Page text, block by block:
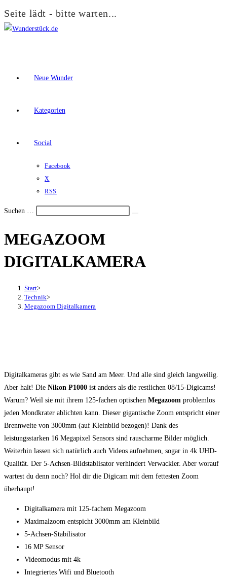
Seite lädt - bitte warten...
Zum
Neue Wunder
Kategorien
Social
Facebook
X
RSS
Suchen …
den
um,
Menü
MEGAZOOM
DIGITALKAMERA
Start>
Technik>
Megazoom Digitalkamera
Digitalkameras gibt es wie Sand am Meer. Und alle sind gleich langweilig.
Aber halt! Die Nikon P1000 ist anders als die restlichen 08/15-Digicams!
Warum? Weil sie mit ihrem 125-fachen optischen Megazoom problemlos
jeden Mondkrater ablichten kann. Dieser gigantische Zoom entspricht einer
Brennweite von 3000mm (auf Kleinbild bezogen)! Dank des
leistungsstarken 16 Megapixel Sensors sind rauscharme Bilder möglich.
Weiterhin lassen sich natürlich auch Videos aufnehmen, sogar in 4k UHD-
Qualität. Der 5-Achsen-Bildstablisator verhindert Verwackler. Aber worauf
wartest du denn noch? Hol dir die Digicam mit dem fettesten Zoom
überhaupt!
Digitalkamera mit 125-fachem Megazoom
Maximalzoom entspicht 3000mm am Kleinbild
5-Achsen-Stabilisator
16 MP Sensor
Videomodus mit 4k
Integriertes Wifi und Bluetooth